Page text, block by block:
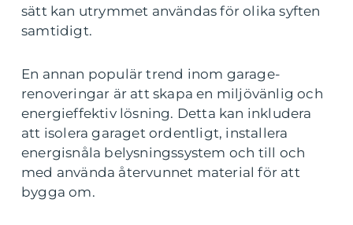
sätt kan utrymmet användas för olika syften
samtidigt.
En annan populär trend inom garage-
renoveringar är att skapa en miljövänlig och
energieffektiv lösning. Detta kan inkludera
att isolera garaget ordentligt, installera
energisnåla belysningssystem och till och
med använda återvunnet material för att
bygga om.